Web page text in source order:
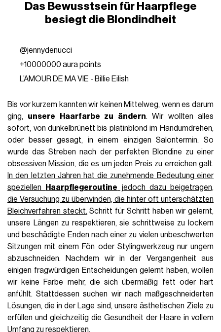
Das Bewusstsein für Haarpflege
besiegt die Blondindheit
@jennydenucci
+10000000 aura points
L’AMOUR DE MA VIE - Billie Eilish
Bis vor kurzem kannten wir keinen Mittelweg, wenn es darum
ging, unsere Haarfarbe zu ändern. Wir wollten alles
sofort, von dunkelbrünett bis platinblond im Handumdrehen,
oder besser gesagt, in einem einzigen Salontermin. So
wurde das Streben nach der perfekten Blondine zu einer
obsessiven Mission, die es um jeden Preis zu erreichen galt.
In den letzten Jahren hat die zunehmende Bedeutung einer
speziellen
Haarpflegeroutine jedoch dazu beigetragen,
die Versuchung zu überwinden, die hinter oft unterschätzten
Bleichverfahren steckt. Schritt für Schritt haben wir gelernt,
unsere Längen zu respektieren, sie schrittweise zu lockern
und beschädigte Enden nach einer zu vielen unbeschwerten
Sitzungen mit einem Fön oder Stylingwerkzeug nur ungern
abzuschneiden. Nachdem wir in der Vergangenheit aus
einigen fragwürdigen Entscheidungen gelernt haben, wollen
wir keine Farbe mehr, die sich übermäßig fett oder hart
anfühlt. Stattdessen suchen wir nach maßgeschneiderten
Lösungen, die in der Lage sind, unsere ästhetischen Ziele zu
erfüllen und gleichzeitig die Gesundheit der Haare in vollem
Umfang zu respektieren.